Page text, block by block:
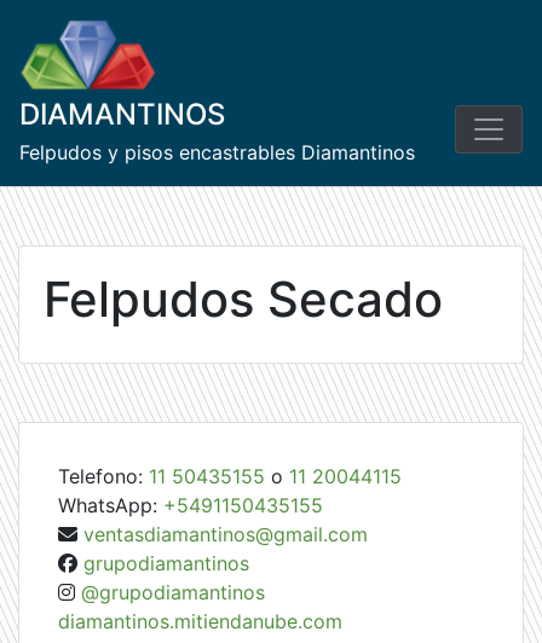
content
DIAMANTINOS
Felpudos y pisos encastrables Diamantinos
Felpudos Secado
Telefono: 11 50435155 o 11 20044115
WhatsApp: +5491150435155
ventasdiamantinos@gmail.com
grupodiamantinos
@grupodiamantinos
diamantinos.mitiendanube.com